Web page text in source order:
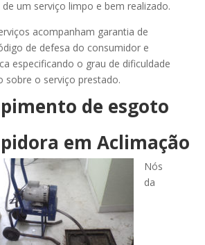
um serviço limpo e bem realizado.
acompanham garantia de
de defesa do consumidor e
especificando o grau de dificuldade
sobre o serviço prestado.
de esgoto
em Aclimação
Nós
da